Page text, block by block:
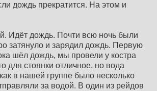
дождь прекратится. На этом и
Идёт дождь. Почти всю ночь были
затянуло и зарядил дождь. Первую
шёл дождь, мы провели у костра
для стоянки отличное, но вода
в нашей группе было несколько
за водой. В один из рейдов